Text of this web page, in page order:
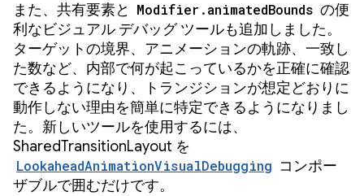
また、共有要素と Modifier.animatedBounds の便
利なビジュアル デバッグ ツールも追加しました。
ターゲットの境界、アニメーションの軌跡、一致し
た数など、内部で何が起こっているかを正確に確認
できるようになり、トランジションが想定どおりに
動作しない理由を簡単に特定できるようになりまし
た。新しいツールを使用するには、
SharedTransitionLayout を
LookaheadAnimationVisualDebugging コンポー
ザブルで囲むだけです。